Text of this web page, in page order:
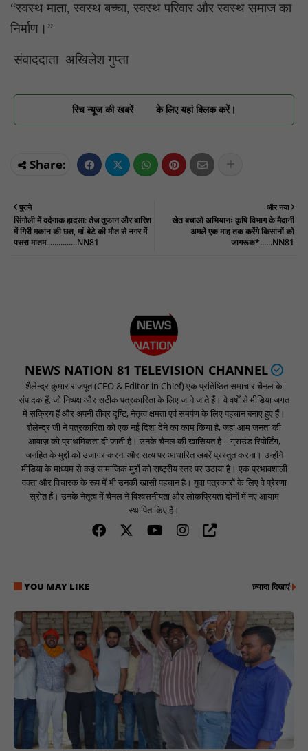
“स्वस्थ माता, स्वस्थ बच्चा, स्वस्थ परिवार और स्वस्थ समाज का
निर्माण।”
संवाददाता अखिलेश गुप्ता
रिच न्यूज की खबरें के लिए यहां क्लिक करें।
और नया
खेत बचाओ अभियानः कृषि विभाग के मैदानी
अमले एक माह तक करेंगे किसानों को
जागरूक*......NN81
पुराने
सिंगोली में दर्दनाक हादसा: तेज तूफान और बारिश
में गिरी मकान की छत, मां-बेटे की मौत से नगर में
पसरा मातम...............NN81
NEWS NATION 81 TELEVISION CHANNEL
शैलेन्द्र कुमार राजपूत (CEO & Editor in Chief) एक प्रतिष्ठित समाचार चैनल के
संपादक हैं, जो निष्पक्ष और सटीक पत्रकारिता के लिए जाने जाते हैं। वे वर्षों से मीडिया जगत
में सक्रिय हैं और अपनी तीव्र दृष्टि, नेतृत्व क्षमता एवं समर्पण के लिए पहचान बनाए हुए हैं।
शैलेन्द्र जी ने पत्रकारिता को एक नई दिशा देने का काम किया है, जहां आम जनता की
आवाज़ को प्राथमिकता दी जाती है। उनके चैनल की खासियत है – ग्राउंड रिपोर्टिंग,
जनहित के मुद्दों को उजागर करना और सत्य पर आधारित खबरें प्रस्तुत करना। उन्होंने
मीडिया के माध्यम से कई सामाजिक मुद्दों को राष्ट्रीय स्तर पर उठाया है। एक प्रभावशाली
वक्ता और विचारक के रूप में भी उनकी खासी पहचान है। युवा पत्रकारों के लिए वे प्रेरणा
स्रोत हैं। उनके नेतृत्व में चैनल ने विश्वसनीयता और लोकप्रियता दोनों में नए आयाम
स्थापित किए हैं।
YOU MAY LIKE ज़्यादा दिखाएं